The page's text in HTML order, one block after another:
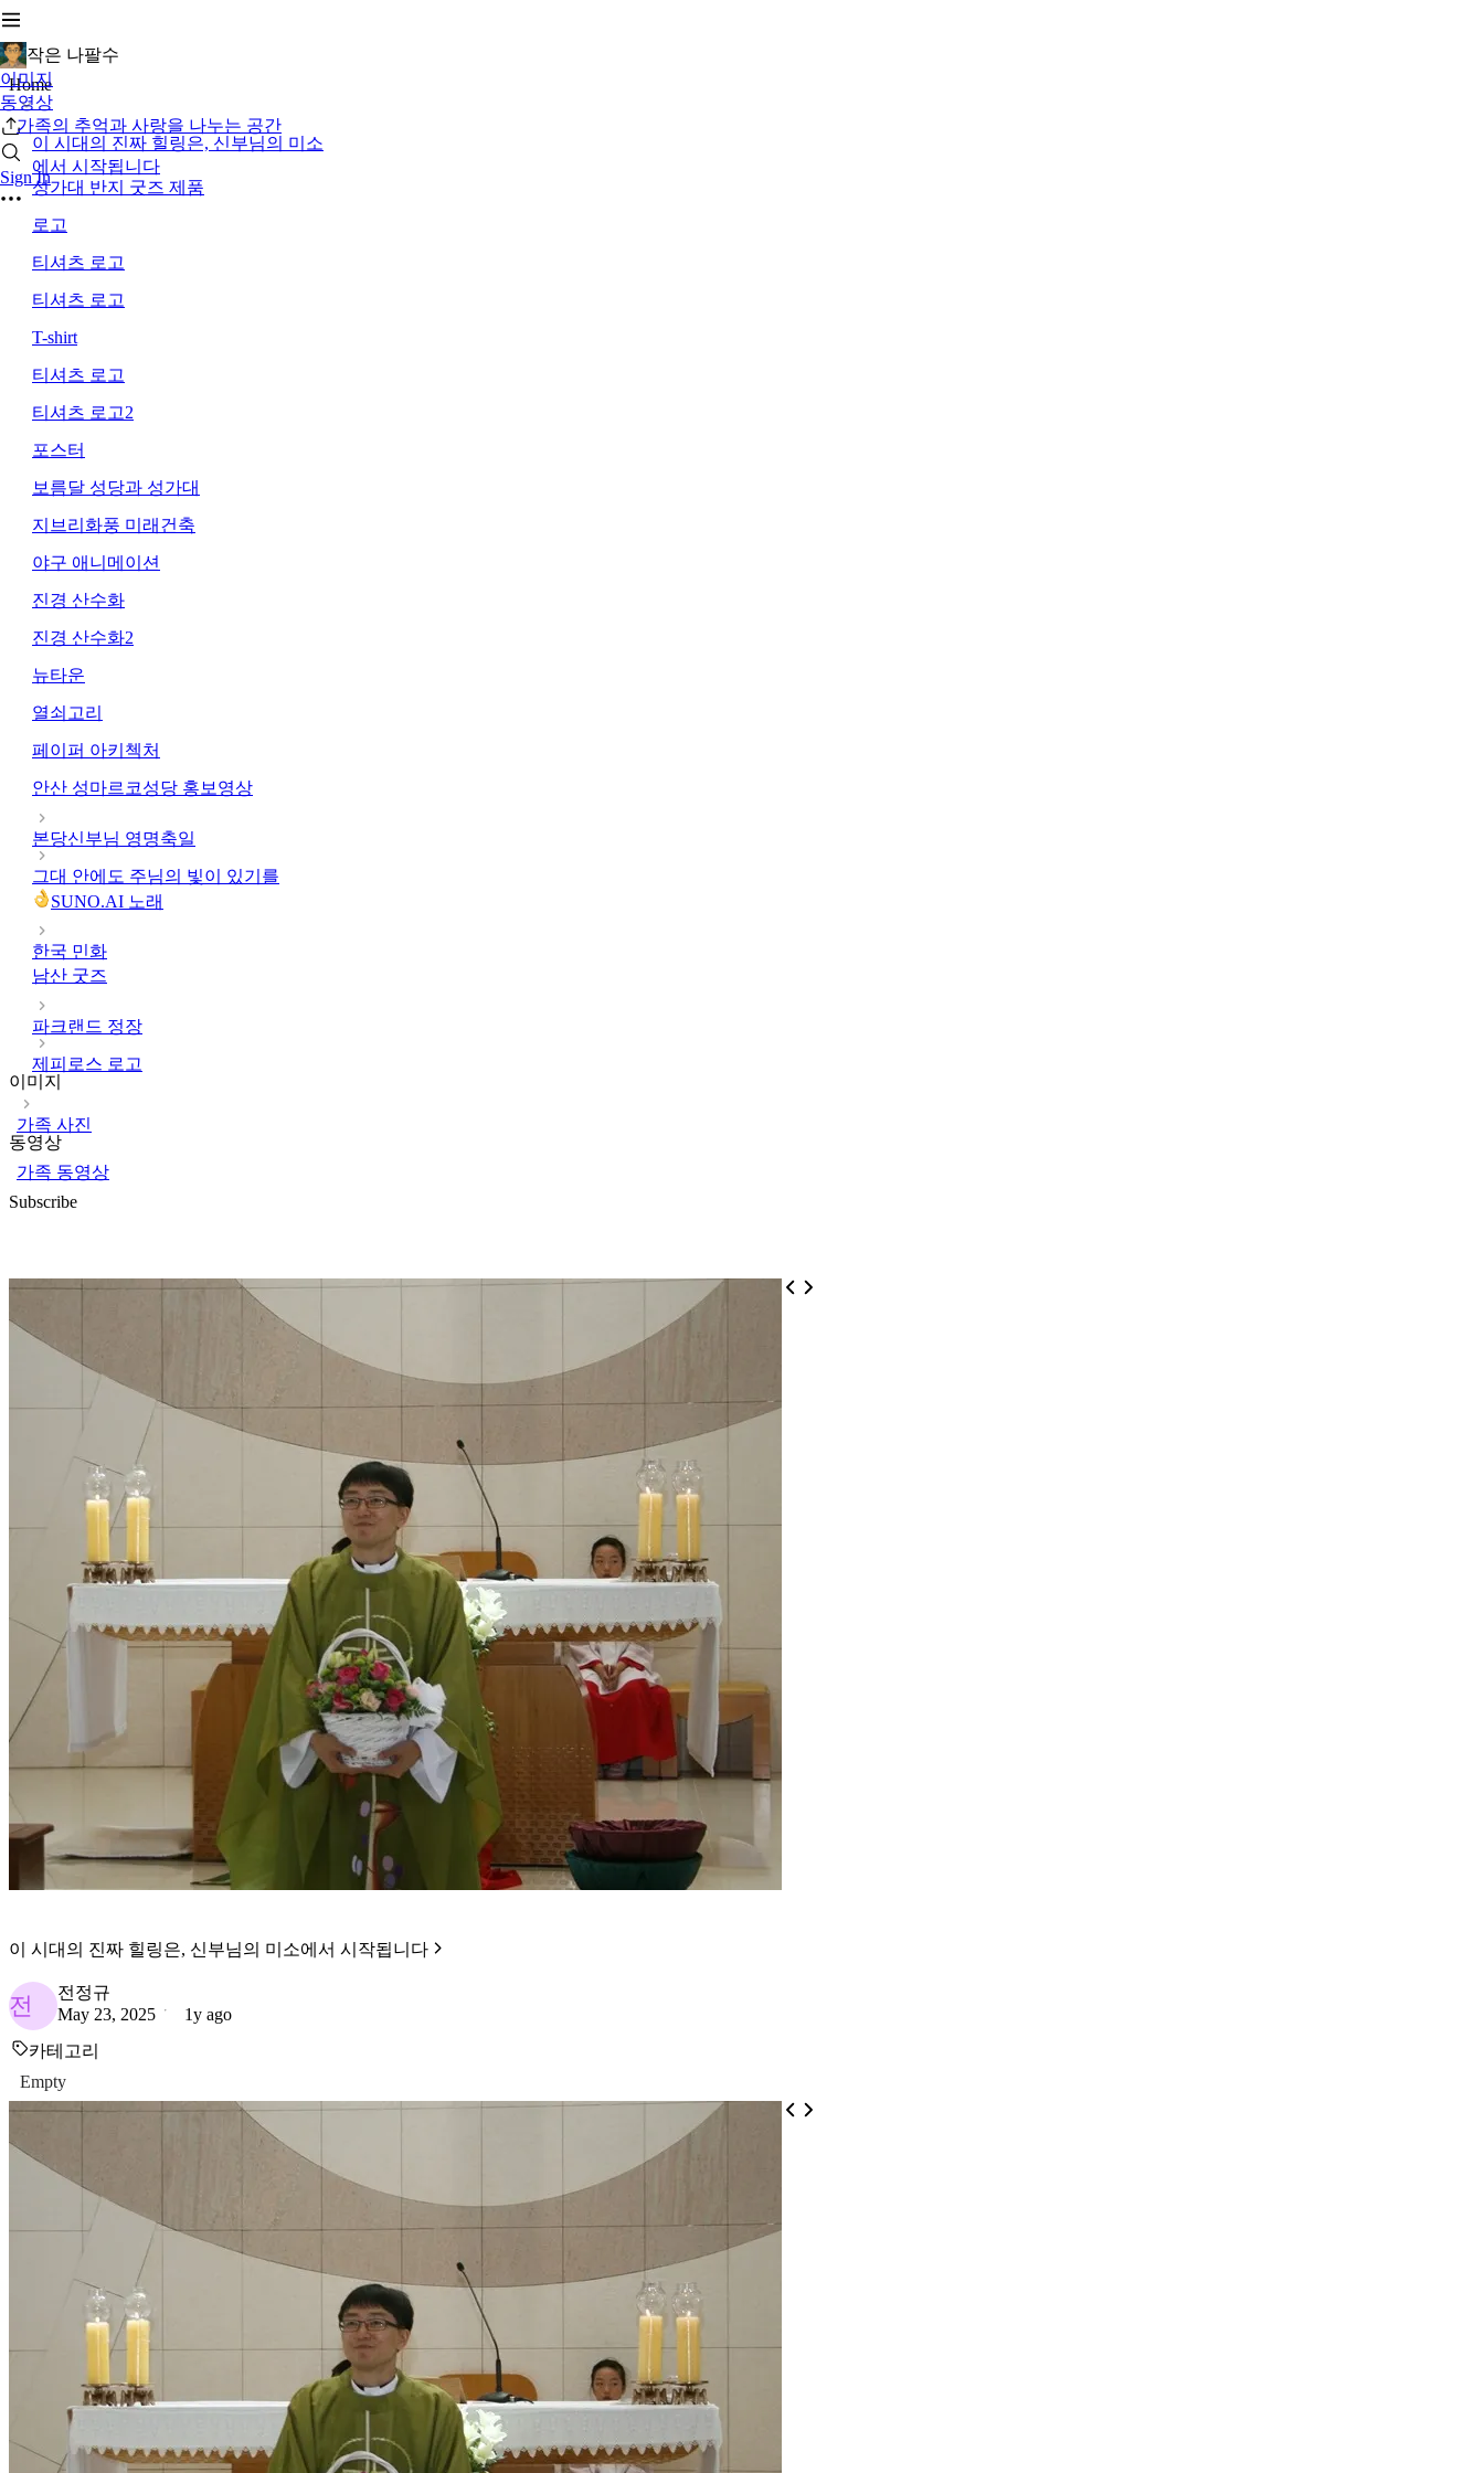
작은 나팔수
이미지
동영상
Sign In
Home
가족의 추억과 사랑을 나누는 공간
이 시대의 진짜 힐링은, 신부님의 미소
에서 시작됩니다
성가대 반지 굿즈 제품
로고
티셔츠 로고
티셔츠 로고
T-shirt
티셔츠 로고
티셔츠 로고2
포스터
보름달 성당과 성가대
지브리화풍 미래건축
야구 애니메이션
진경 산수화
진경 산수화2
뉴타운
열쇠고리
페이퍼 아키첵처
안산 성마르코성당 홍보영상
본당신부님 영명축일
그대 안에도 주님의 빛이 있기를
SUNO.AI 노래
한국 민화
남산 굿즈
파크랜드 정장
제피로스 로고
이미지
가족 사진
동영상
가족 동영상
Subscribe
이 시대의 진짜 힐링은, 신부님의 미소에서 시작됩니다
전
전정규
May 23, 2025
1y ago
카테고리
Empty